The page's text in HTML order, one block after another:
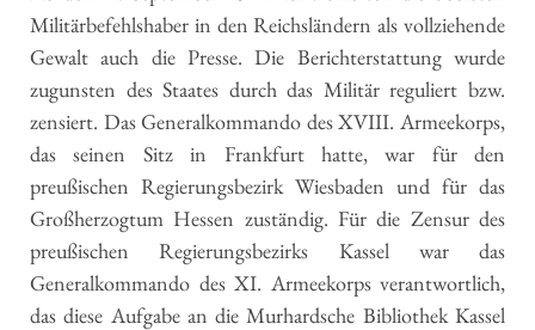
Militärbefehlshaber in den Reichsländern als vollziehende
Gewalt auch die Presse. Die Berichterstattung wurde
zugunsten des Staates durch das Militär reguliert bzw.
zensiert. Das Generalkommando des XVIII. Armeekorps,
das seinen Sitz in Frankfurt hatte, war für den
preußischen Regierungsbezirk Wiesbaden und für das
Großherzogtum Hessen zuständig. Für die Zensur des
preußischen Regierungsbezirks Kassel war das
Generalkommando des XI. Armeekorps verantwortlich,
das diese Aufgabe an die Murhardsche Bibliothek Kassel